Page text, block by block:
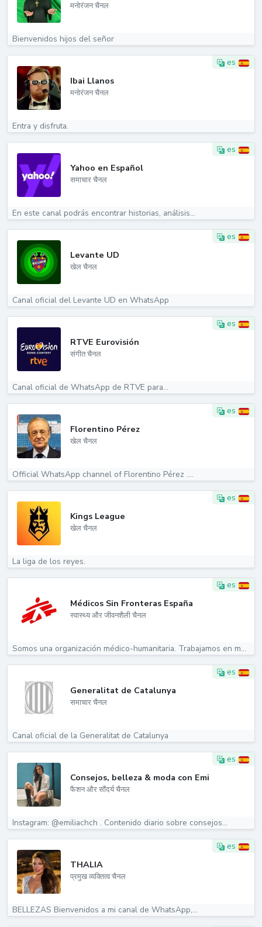
मनोरंजन चैनल
Bienvenidos hijos del señor
es
Ibai Llanos
मनोरंजन चैनल
Entra y disfruta.
es
Yahoo en Español
समाचार चैनल
En este canal podrás encontrar historias, análisis...
es
Levante UD
खेल चैनल
Canal oficial del Levante UD en WhatsApp
es
RTVE Eurovisión
संगीत चैनल
Canal oficial de WhatsApp de RTVE para...
es
Florentino Pérez
खेल चैनल
Official WhatsApp channel of Florentino Pérez ....
es
Kings League
खेल चैनल
La liga de los reyes.
es
Médicos Sin Fronteras España
स्वास्थ्य और जीवनशैली चैनल
Somos una organización médico-humanitaria. Trabajamos en más...
es
Generalitat de Catalunya
समाचार चैनल
Canal oficial de la Generalitat de Catalunya
es
Consejos, belleza & moda con Emi
फैशन और सौंदर्य चैनल
Instagram: @emiliachch . Contenido diario sobre consejos...
es
THALIA
प्रमुख व्यक्तित्व चैनल
BELLEZAS Bienvenidos a mi canal de WhatsApp,...